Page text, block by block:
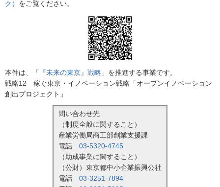
ク） をご覧ください。
本件は、 「『未来の東京』戦略」 を推進する事業です。
戦略12 稼ぐ東京・イノベーション戦略「オープンイノベーション
創出プロジェクト」
問い合わせ先
（制度全般に関すること）
産業労働局商工部創業支援課
電話 03-5320-4745
（助成事業に関すること）
（公財）東京都中小企業振興公社
電話 03-3251-7894